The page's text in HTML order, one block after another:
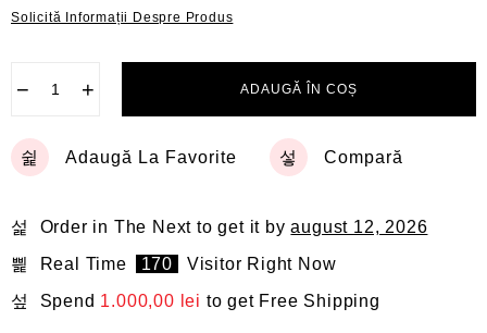
Solicită Informații Despre Produs
− + ADAUGĂ ÎN COȘ
Adaugă La Favorite Compară
Order in The Nextto get it byaugust 12, 2026
Real Time
170
Visitor Right Now
Spend 1.000,00 lei to get Free Shipping